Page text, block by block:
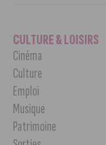
CULTURE & LOISIRS
Cinéma
Culture
Emploi
Musique
Patrimoine